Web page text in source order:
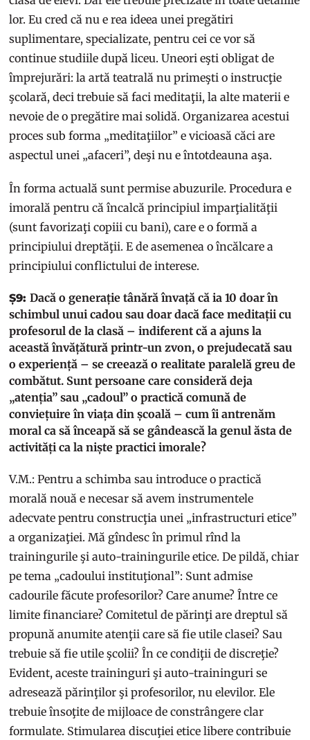
lor. Eu cred că nu e rea ideea unei pregătiri
suplimentare, specializate, pentru cei ce vor să
continue studiile după liceu. Uneori eşti obligat de
împrejurări: la artă teatrală nu primeşti o instrucţie
şcolară, deci trebuie să faci meditaţii, la alte materii e
nevoie de o pregătire mai solidă. Organizarea acestui
proces sub forma „meditaţiilor” e vicioasă căci are
aspectul unei „afaceri”, deşi nu e întotdeauna aşa.
În forma actuală sunt permise abuzurile. Procedura e
imorală pentru că încalcă principiul imparţialităţii
(sunt favorizaţi copiii cu bani), care e o formă a
principiului dreptăţii. E de asemenea o încălcare a
principiului conflictului de interese.
Ș9:Dacă o generație tânără învață că ia 10 doar în
schimbul unui cadou sau doar dacă face meditații cu
profesorul de la clasă – indiferent că a ajuns la
această învățătură printr-un zvon, o prejudecată sau
o experiență – se creează o realitate paralelă greu de
combătut. Sunt persoane care consideră deja
„atenția” sau „cadoul” o practică comună de
conviețuire în viața din școală – cum îi antrenăm
moral ca să înceapă să se gândească la genul ăsta de
activități ca la niște practici imorale?
V.M.: Pentru a schimba sau introduce o practică
morală nouă e necesar să avem instrumentele
adecvate pentru construcţia unei „infrastructuri etice”
a organizaţiei. Mă gîndesc în primul rînd la
trainingurile şi auto-trainingurile etice. De pildă, chiar
pe tema „cadoului instituţional”: Sunt admise
cadourile făcute profesorilor? Care anume? Între ce
limite financiare? Comitetul de părinţi are dreptul să
propună anumite atenţii care să fie utile clasei? Sau
trebuie să fie utile şcolii? În ce condiţii de discreţie?
Evident, aceste traininguri şi auto-traininguri se
adresează părinţilor şi profesorilor, nu elevilor. Ele
trebuie însoţite de mijloace de constrângere clar
formulate. Stimularea discuţiei etice libere contribuie